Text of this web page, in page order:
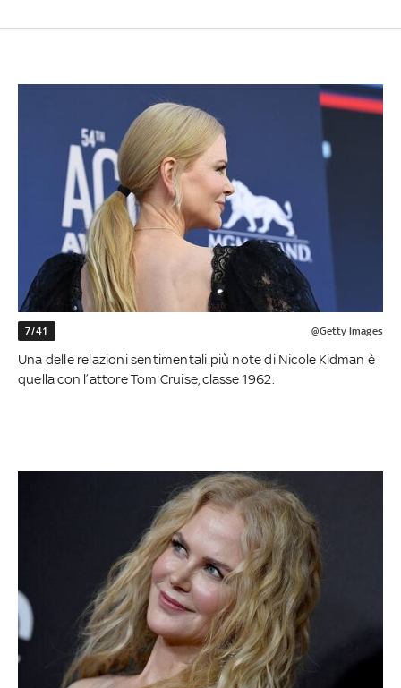
7/41 @Getty Images
Una delle relazioni sentimentali più note di Nicole Kidman è
quella con l’attore Tom Cruise, classe 1962.